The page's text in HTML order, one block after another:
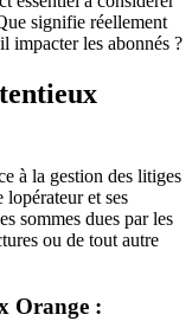
signifie réellement
impacter les abonnés ?
à la gestion des litiges
et ses
sommes dues par les
ou de tout autre
Orange :